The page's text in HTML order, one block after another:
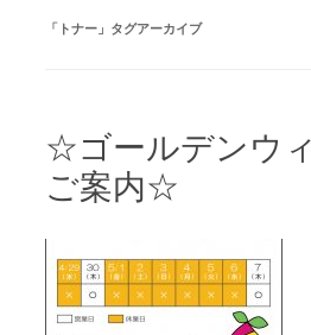
「 トナー 」タグアーカイブ
☆ゴールデンウ
ご案内☆